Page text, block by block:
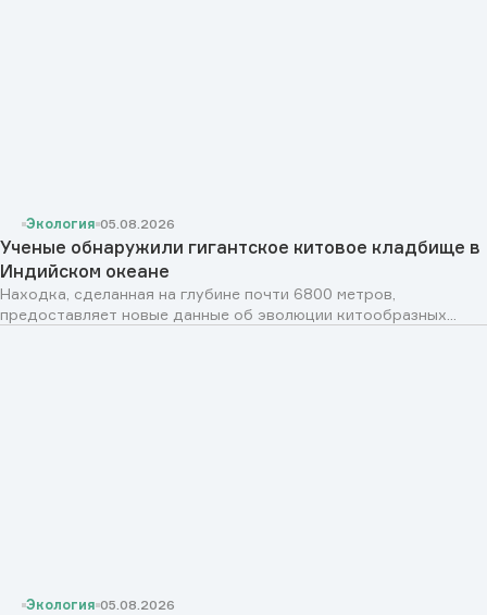
Экология 05.08.2026
Ученые обнаружили гигантское китовое кладбище в
Индийском океане
Находка, сделанная на глубине почти 6800 метров,
предоставляет новые данные об эволюции китообразных...
Экология 05.08.2026